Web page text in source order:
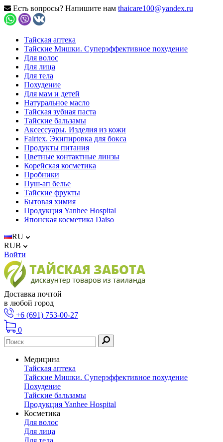
Есть вопросы? Напишите нам thaicare100@yandex.ru
Тайская аптека
Тайские Мишки. Суперэффективное похудение
Для волос
Для лица
Для тела
Похудение
Для мам и детей
Натуральное масло
Тайская зубная паста
Тайские бальзамы
Аксессуары. Изделия из кожи
Fairtex. Экипировка для бокса
Продукты питания
Цветные контактные линзы
Корейская косметика
Пробники
Пуш-ап белье
Тайские фрукты
Бытовая химия
Продукция Yanhee Hospital
Японская косметика Daiso
RU
RUB
Войти
Доставка почтой
в любой город
+6 (691) 753-00-27
0
Медицина
Тайская аптека
Тайские Мишки. Суперэффективное похудение
Похудение
Тайские бальзамы
Продукция Yanhee Hospital
Косметика
Для волос
Для лица
Для тела